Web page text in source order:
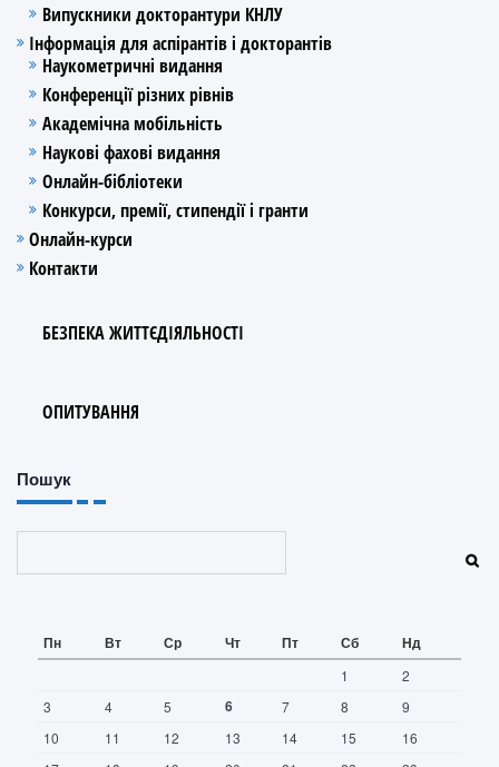
Випускники докторантури КНЛУ
Інформація для аспірантів і докторантів
Наукометричні видання
Конференції різних рівнів
Академічна мобільність
Наукові фахові видання
Онлайн-бібліотеки
Конкурси, премії, стипендії і гранти
Онлайн-курси
Контакти
БЕЗПЕКА ЖИТТЄДІЯЛЬНОСТІ
ОПИТУВАННЯ
Пошук
Пн Вт Ср Чт Пт Сб Нд
1
2
3
4 5 6 7 8
9
10
11 12 13 14 15
16